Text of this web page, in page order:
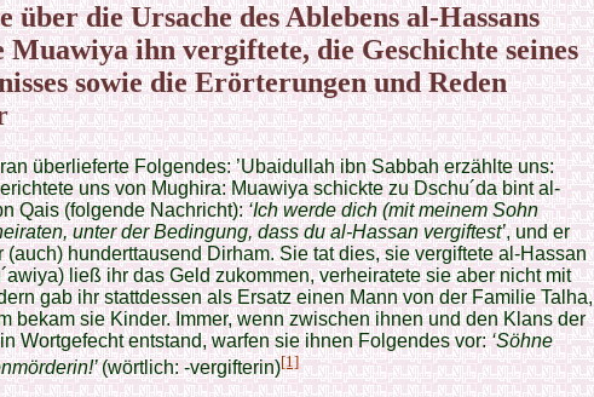
über die Ursache des Ablebens al-Hassans
Muawiya ihn vergiftete, die Geschichte seines
sowie die Erörterungen und Reden
überlieferte Folgendes: ’Ubaidullah ibn Sabbah erzählte uns:
uns von Mughira: Muawiya schickte zu Dschu´da bint al-
Qais (folgende Nachricht):‘Ich werde dich (mit meinem Sohn
unter der Bedingung, dass du al-Hassan vergiftest’, und er
(auch) hunderttausend Dirham. Sie tat dies, sie vergiftete al-Hassan
ließ ihr das Geld zukommen, verheiratete sie aber nicht mit
gab ihr stattdessen als Ersatz einen Mann von der Familie Talha,
bekam sie Kinder. Immer, wenn zwischen ihnen und den Klans der
Wortgefecht entstand, warfen sie ihnen Folgendes vor:‘Söhne
(wörtlich: -vergifterin)[1]